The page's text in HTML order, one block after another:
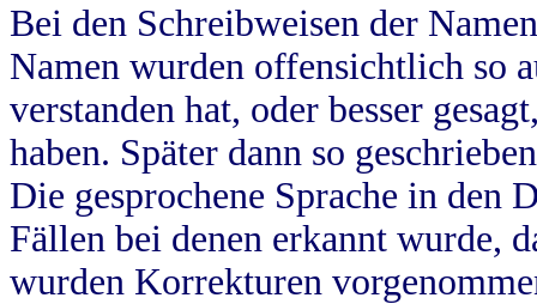
Bei den Schreibweisen der
Namen wurden offensichtlich so
verstanden hat, oder besser
haben. Später dann so
Die gesprochene Sprache in
Fällen bei denen erkannt wurde,
wurden Korrekturen